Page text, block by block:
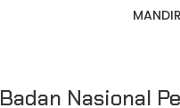
Badan Nasional